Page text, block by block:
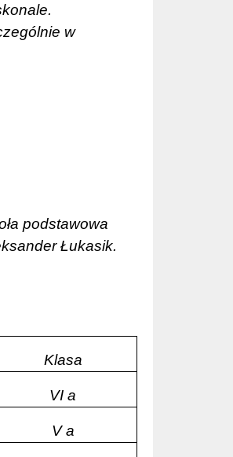
w
podstawowa
Łukasik.
Klasa
VI a
V a